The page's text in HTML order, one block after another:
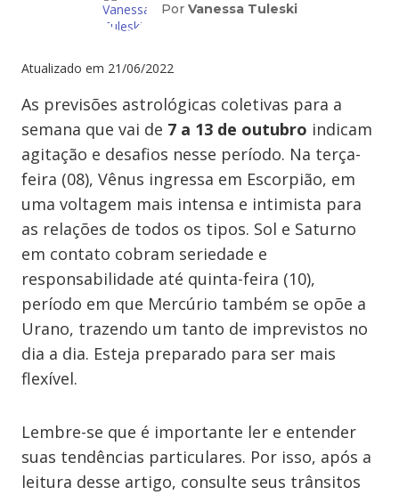
Por Vanessa Tuleski
Atualizado em 21/06/2022
As previsões astrológicas coletivas para a
semana que vai de 7 a 13 de outubro indicam
agitação e desafios nesse período. Na terça-
feira (08), Vênus ingressa em Escorpião, em
uma voltagem mais intensa e intimista para
as relações de todos os tipos. Sol e Saturno
em contato cobram seriedade e
responsabilidade até quinta-feira (10),
período em que Mercúrio também se opõe a
Urano, trazendo um tanto de imprevistos no
dia a dia. Esteja preparado para ser mais
flexível.
Lembre-se que é importante ler e entender
suas tendências particulares. Por isso, após a
leitura desse artigo, consulte seus trânsitos